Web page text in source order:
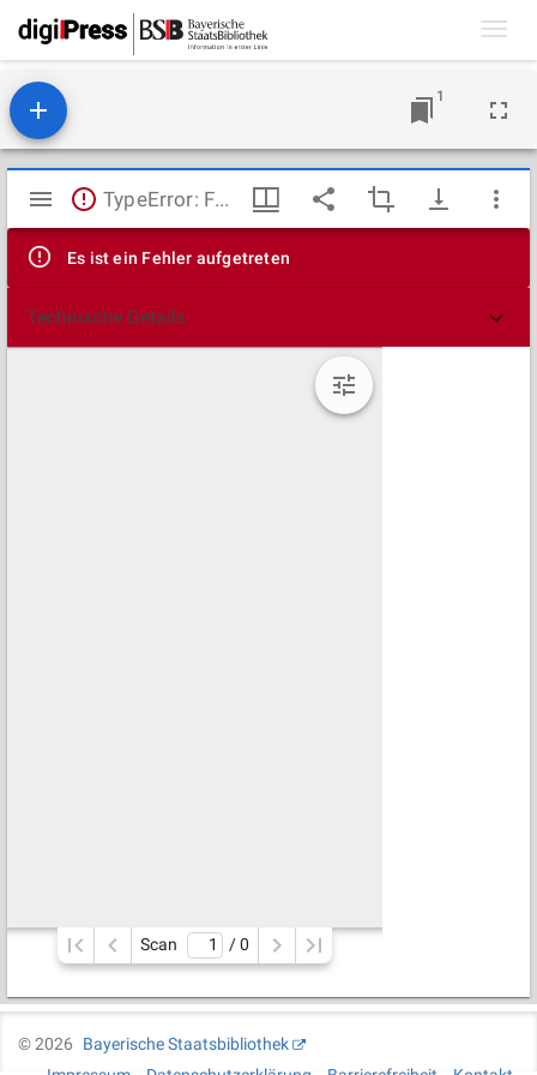
1
Mirador
Viewer
TypeError: Failed to fetch
Es ist ein Fehler aufgetreten
Technische Details
Scan / 0
©2026
Bayerische Staatsbibliothek